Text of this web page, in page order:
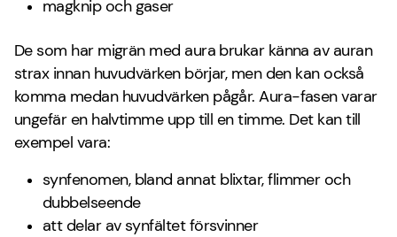
magknip och gaser
De som har migrän med aura brukar känna av auran
strax innan huvudvärken börjar, men den kan också
komma medan huvudvärken pågår. Aura-fasen varar
ungefär en halvtimme upp till en timme. Det kan till
exempel vara:
synfenomen, bland annat blixtar, flimmer och
dubbelseende
att delar av synfältet försvinner